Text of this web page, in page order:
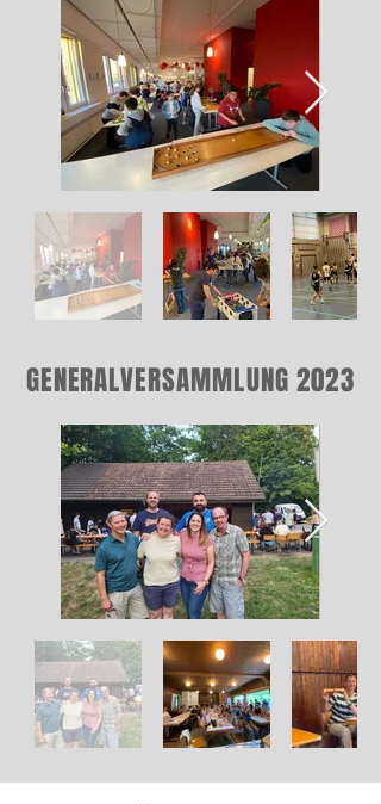
GENERALVERSAMMLUNG 2023